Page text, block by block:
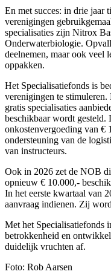
En met succes: in drie jaar
verenigingen
specialisaties zijn Nitrox
Onderwaterbiologie.
deelnemen, maar ook veel
oppakken.
Het Specialisatiefonds is
verenigingen te
gratis specialisaties
beschikbaar wordt gesteld.
onkostenvergoeding van €
ondersteuning van de
van instructeurs.
Ook in 2026 zet de NOB
opnieuw € 10.000,-
In het eerste kwartaal van
aanvraag indienen. Zij
Met het Specialisatiefonds
betrokkenheid en
duidelijk vruchten af.
Foto: Rob Aarsen